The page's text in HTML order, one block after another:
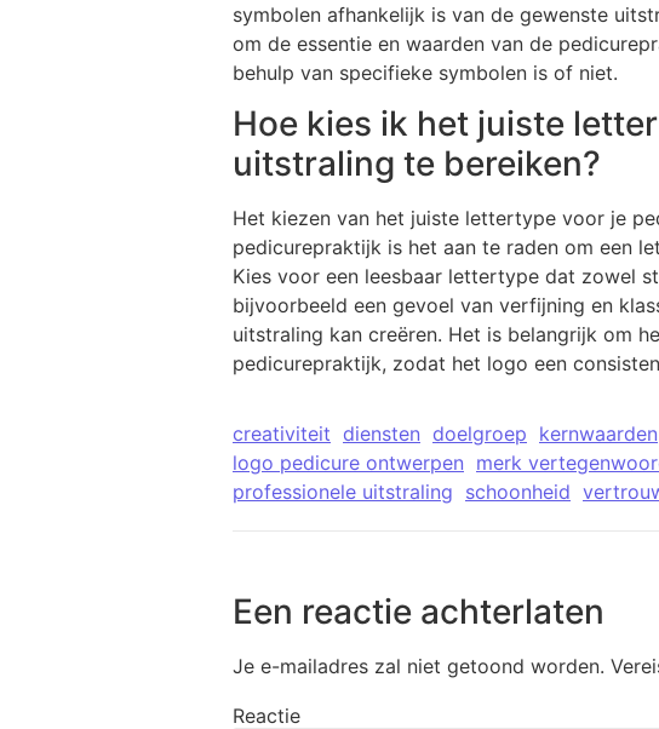
symbolen afhankelijk is van de gewenste
om de essentie en waarden van de
behulp van specifieke symbolen is of niet.
Hoe kies ik het juiste
uitstraling te bereiken?
Het kiezen van het juiste lettertype voor je
pedicurepraktijk is het aan te raden om een
Kies voor een leesbaar lettertype dat zowel
bijvoorbeeld een gevoel van verfijning en
uitstraling kan creëren. Het is belangrijk om
pedicurepraktijk, zodat het logo een
creativiteit diensten doelgroep kernwaarden
logo pedicure ontwerpen merk
professionele uitstraling schoonheid
Een reactie achterlaten
Je e-mailadres zal niet getoond worden.
Reactie